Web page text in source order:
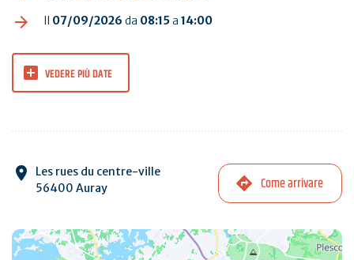
Il 07/09/2026 da 08:15a 14:00
VEDERE PIÙ DATE
Les rues du centre-ville
56400 Auray
Come arrivare